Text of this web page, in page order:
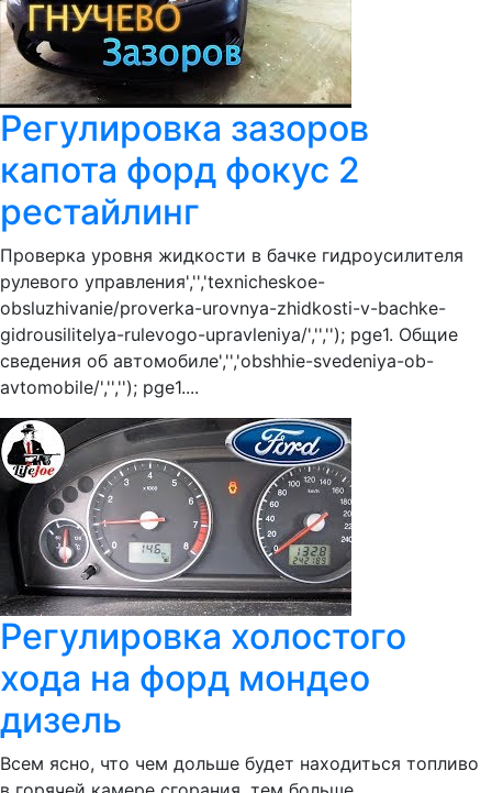
Регулировка зазоров
капота форд фокус 2
рестайлинг
Проверка уровня жидкости в бачке гидроусилителя
рулевого управления','','texnicheskoe-
obsluzhivanie/proverka-urovnya-zhidkosti-v-bachke-
gidrousilitelya-rulevogo-upravleniya/','',''); pge1. Общие
сведения об автомобиле','','obshhie-svedeniya-ob-
avtomobile/','',''); pge1....
Регулировка холостого
хода на форд мондео
дизель
Всем ясно, что чем дольше будет находиться топливо